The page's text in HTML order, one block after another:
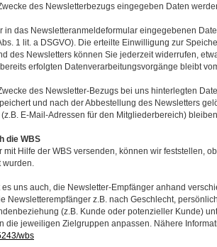
des Newsletterbezugs eingegeben Daten
in das Newsletteranmeldeformular eingegebenen
1 lit. a DSGVO). Die erteilte Einwilligung zur
des Newsletters können Sie jederzeit widerrufen,
erfolgten Datenverarbeitungsvorgänge bleibt
des Newsletter-Bezugs bei uns hinterlegten
und nach der Abbestellung des Newsletters
E-Mail-Adressen für den Mitgliederbereich)
die WBS
mit Hilfe der WBS versenden, können wir feststellen,
wurden.
es uns auch, die Newsletter-Empfänger anhand
Newsletterempfänger z.B. nach Geschlecht,
(z.B. Kunde oder potenzieller Kunde)
die jeweiligen Zielgruppen anpassen. Nähere
wbs